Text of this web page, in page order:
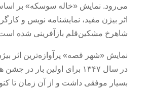
می‌رود. نمایش «خاله سوسکه» بر
اثر بیژن مفید، نمایشنامه نویس و
شاهرخ مشکین‌قلم بازآفرینی شده
نمایش «شهر قصه» پرآوازه‌ترین اثر
در سال ۱۳۴۷ برای اولین بار
بسیار موفقی داشت و از آن زمان تا